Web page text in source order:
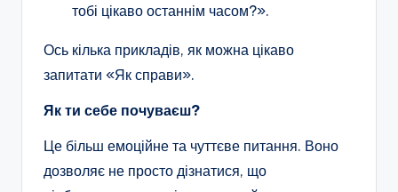
тобі цікаво останнім часом?».
Ось кілька прикладів, як можна цікаво
запитати «Як справи».
Як ти себе почуваєш?
Це більш емоційне та чуттєве питання. Воно
дозволяє не просто дізнатися, що